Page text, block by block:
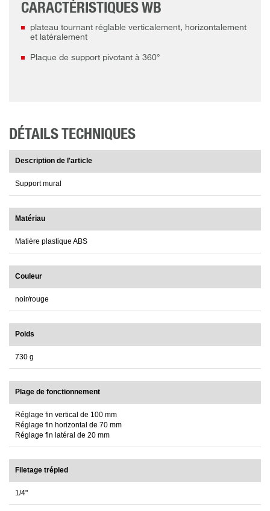
CARACTÉRISTIQUES WB
plateau tournant réglable verticalement, horizontalement
et latéralement
Plaque de support pivotant à 360°
DÉTAILS TECHNIQUES
Description de l'article
Support mural
Matériau
Matière plastique ABS
Couleur
noir/rouge
Poids
730 g
Plage de fonctionnement
Réglage fin vertical de 100 mm
Réglage fin horizontal de 70 mm
Réglage fin latéral de 20 mm
Filetage trépied
1/4"